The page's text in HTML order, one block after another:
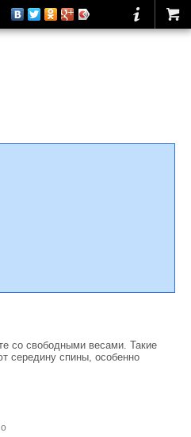
со свободными весами. Такие
середину спины, особенно